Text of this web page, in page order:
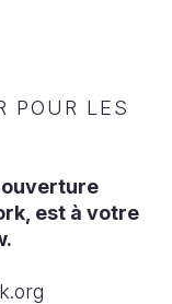
POUR LES
est à votre